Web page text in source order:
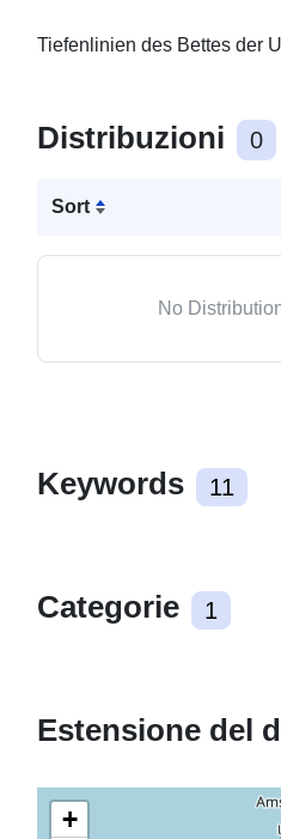
Tiefenlinien des Bettes der
Distribuzioni 0
Sort
No
Keywords 11
Categorie 1
Estensione del
+